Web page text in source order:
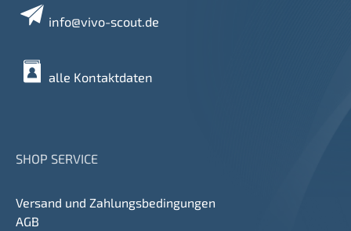
info@vivo-scout.de
alle Kontaktdaten
SHOP SERVICE
Versand und Zahlungsbedingungen
AGB